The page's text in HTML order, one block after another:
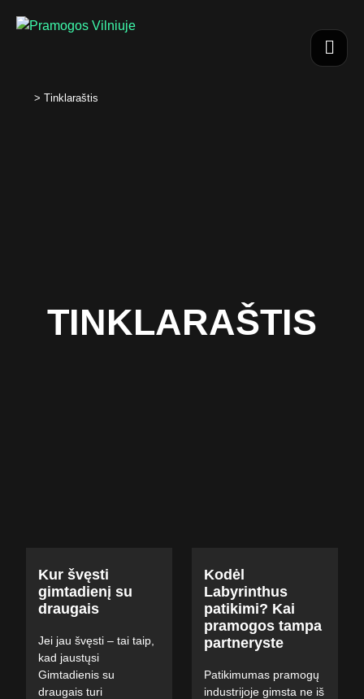
> Tinklaraštis
TINKLARAŠTIS
Kur švęsti
gimtadienį su
draugais
Jei jau švęsti – tai taip,
kad jaustųsi
Gimtadienis su
draugais turi
Kodėl
Labyrinthus
patikimi? Kai
pramogos tampa
partneryste
Patikimumas pramogų
industrijoje gimsta ne iš